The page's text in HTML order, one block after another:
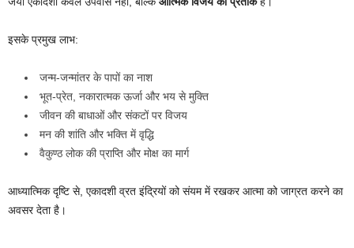
इसके प्रमुख लाभ:
जन्म-जन्मांतर के पापों का नाश
भूत-प्रेत, नकारात्मक ऊर्जा और भय से मुक्ति
जीवन की बाधाओं और संकटों पर विजय
मन की शांति और भक्ति में वृद्धि
वैकुण्ठ लोक की प्राप्ति और मोक्ष का मार्ग
आध्यात्मिक दृष्टि से, एकादशी व्रत इंद्रियों को संयम में रखकर आत्मा को जाग्रत करने का
अवसर देता है।